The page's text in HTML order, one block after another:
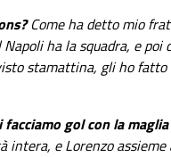
Come ha detto mio
ha la squadra, e poi
stamattina, gli ho
gol con la
e Lorenzo assieme